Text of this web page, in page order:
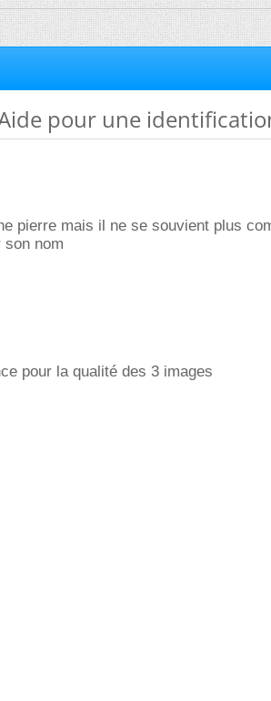
pour une
pierre mais il ne se souvient plus
nom
pour la qualité des 3 images